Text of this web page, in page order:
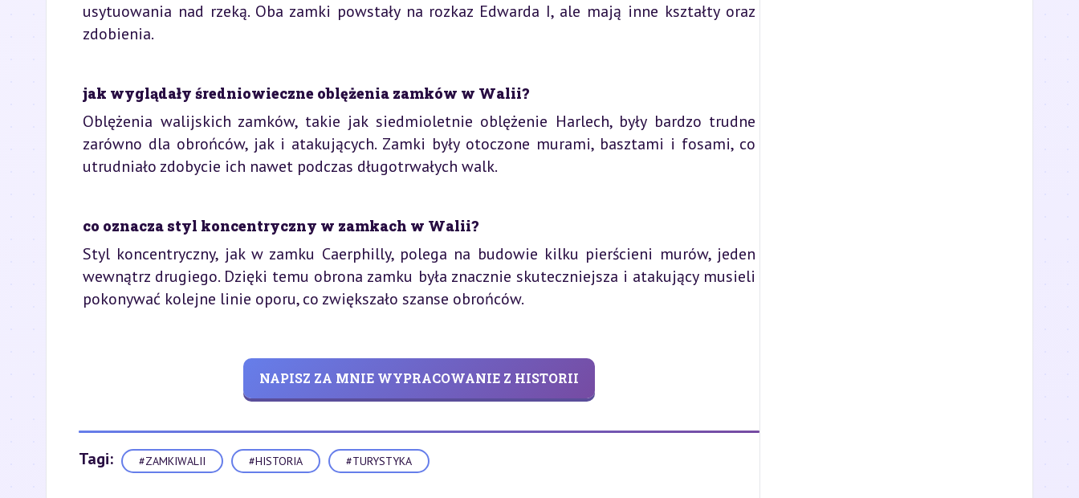
usytuowania nad rzeką. Oba zamki powstały na rozkaz Edwarda I, ale mają inne kształty oraz
zdobienia.
jak wyglądały średniowieczne oblężenia zamków w Walii?
Oblężenia walijskich zamków, takie jak siedmioletnie oblężenie Harlech, były bardzo trudne
zarówno dla obrońców, jak i atakujących. Zamki były otoczone murami, basztami i fosami, co
utrudniało zdobycie ich nawet podczas długotrwałych walk.
co oznacza styl koncentryczny w zamkach w Walii?
Styl koncentryczny, jak w zamku Caerphilly, polega na budowie kilku pierścieni murów, jeden
wewnątrz drugiego. Dzięki temu obrona zamku była znacznie skuteczniejsza i atakujący musieli
pokonywać kolejne linie oporu, co zwiększało szanse obrońców.
NAPISZ ZA MNIE WYPRACOWANIE Z HISTORII
Tagi: #ZAMKIWALII #HISTORIA #TURYSTYKA